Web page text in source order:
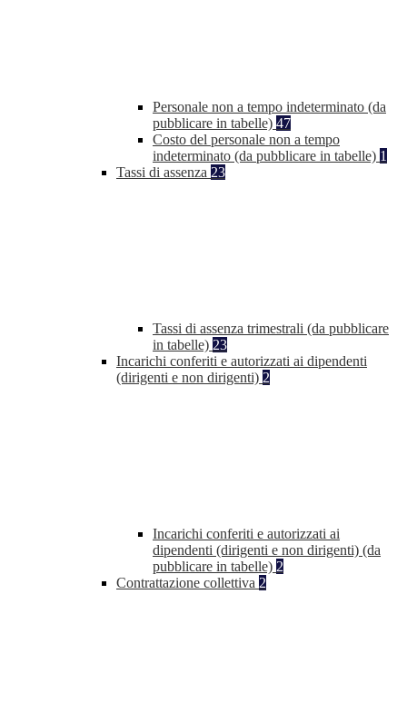
Personale non a tempo indeterminato (da
pubblicare in tabelle) 47
Costo del personale non a tempo
indeterminato (da pubblicare in tabelle) 1
Tassi di assenza 23
Tassi di assenza trimestrali (da pubblicare
in tabelle) 23
Incarichi conferiti e autorizzati ai dipendenti
(dirigenti e non dirigenti) 2
Incarichi conferiti e autorizzati ai
dipendenti (dirigenti e non dirigenti) (da
pubblicare in tabelle) 2
Contrattazione collettiva 2